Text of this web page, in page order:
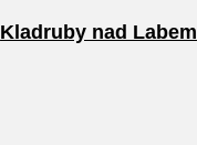
Kladruby nad Labem